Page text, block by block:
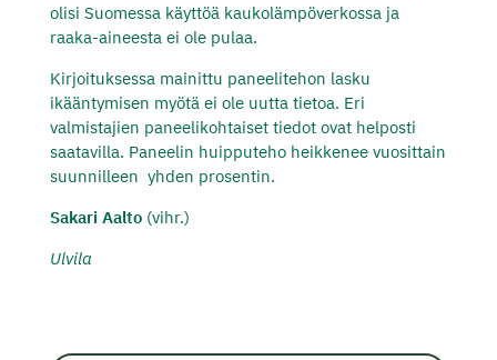
olisi Suomessa käyttöä kaukolämpöverkossa ja
raaka-aineesta ei ole pulaa.
Kirjoituksessa mainittu paneelitehon lasku
ikääntymisen myötä ei ole uutta tietoa. Eri
valmistajien paneelikohtaiset tiedot ovat helposti
saatavilla. Paneelin huipputeho heikkenee vuosittain
suunnilleen yhden prosentin.
Sakari Aalto(vihr.)
Ulvila